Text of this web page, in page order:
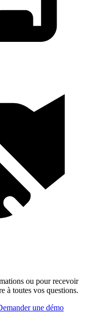
ou pour recevoir
à toutes vos questions.
une démo